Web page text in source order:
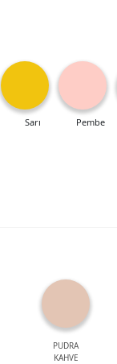
Sarı Pembe
PUDRA
KAHVE